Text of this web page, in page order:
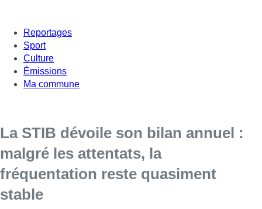
Reportages
Sport
Culture
Émissions
Ma commune
La STIB dévoile son bilan annuel :
malgré les attentats, la
fréquentation reste quasiment
stable